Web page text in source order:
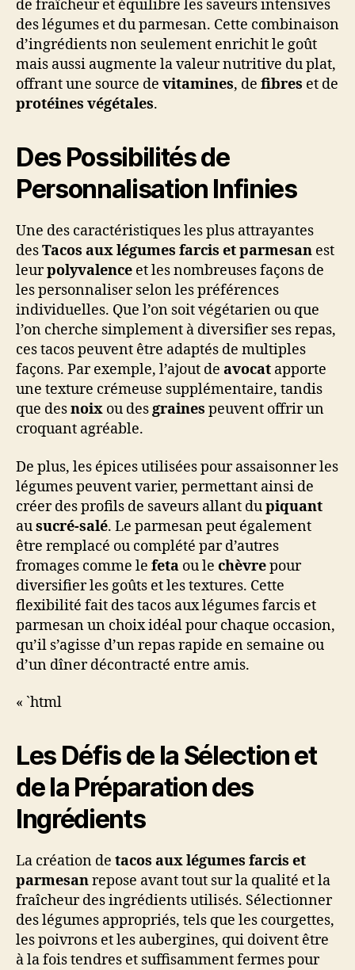
de fraîcheur et équilibre les saveurs intensives
des légumes et du parmesan. Cette combinaison
d’ingrédients non seulement enrichit le goût
mais aussi augmente la valeur nutritive du plat,
offrant une source de vitamines, de fibres et de
protéines végétales.
Des Possibilités de
Personnalisation Infinies
Une des caractéristiques les plus attrayantes
desTacos aux légumes farcis et parmesan est
leurpolyvalence et les nombreuses façons de
les personnaliser selon les préférences
individuelles. Que l’on soit végétarien ou que
l’on cherche simplement à diversifier ses repas,
ces tacos peuvent être adaptés de multiples
façons. Par exemple, l’ajout de avocat apporte
une texture crémeuse supplémentaire, tandis
que desnoix ou desgraines peuvent offrir un
croquant agréable.
De plus, les épices utilisées pour assaisonner les
légumes peuvent varier, permettant ainsi de
créer des profils de saveurs allant dupiquant
ausucré-salé. Le parmesan peut également
être remplacé ou complété par d’autres
fromages comme le feta ou le chèvrepour
diversifier les goûts et les textures. Cette
flexibilité fait des tacos aux légumes farcis et
parmesan un choix idéal pour chaque occasion,
qu’il s’agisse d’un repas rapide en semaine ou
d’un dîner décontracté entre amis.
« `html
Les Défis de la Sélection et
de la Préparation des
Ingrédients
La création de tacos aux légumes farcis et
parmesanrepose avant tout sur la qualité et la
fraîcheur des ingrédients utilisés. Sélectionner
des légumes appropriés, tels que les courgettes,
les poivrons et les aubergines, qui doivent être
à la fois tendres et suffisamment fermes pour